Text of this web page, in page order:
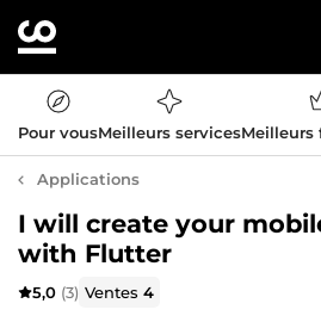
Pour vousMeilleurs servicesMeilleurs
Applications
I will create your
with Flutter
5,0 (3) Ventes4